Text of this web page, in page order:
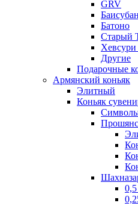
GRV
Батоно
Старый
Другие
Подарочные
Армянский коньяк
Элитный
Коньяк